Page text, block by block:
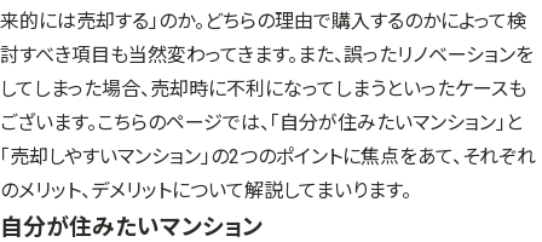
来的には売却する」のか。どちらの理由で購入するのかによって検
討すべき項目も当然変わってきます。また、誤ったリノベーションを
してしまった場合、売却時に不利になってしまうといったケースも
ございます。こちらのページでは、「自分が住みたいマンション」と
「売却しやすいマンション」の2つのポイントに焦点をあて、それぞれ
のメリット、デメリットについて解説してまいります。
自分が住みたいマンション